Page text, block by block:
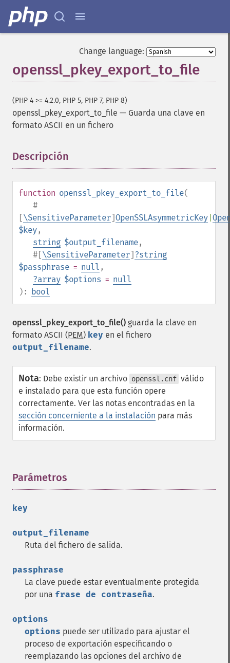
Change language:
openssl_pkey_export_to_file
(PHP 4 >= 4.2.0, PHP 5, PHP 7, PHP 8)
openssl_pkey_export_to_file — Guarda una clave en
formato ASCII en un fichero
Descripción
function openssl_pkey_export_to_file(
#
[\SensitiveParameter]OpenSSLAsymmetricKey
$key,
string $output_filename,
#[\SensitiveParameter] ?string
$passphrase = null ,
?array $options = null
): bool
openssl_pkey_export_to_file() guarda la clave en
formato ASCII (PEM) key en el fichero
output_filename.
Nota: Debe existir un archivo openssl.cnf válido
e instalado para que esta función opere
correctamente. Ver las notas encontradas en la
sección concerniente a la instalación para más
información.
Parámetros
key
output_filename
Ruta del fichero de salida.
passphrase
La clave puede estar eventualmente protegida
por una frase de contraseña.
options
options puede ser utilizado para ajustar el
proceso de exportación especificando o
reemplazando las opciones del archivo de